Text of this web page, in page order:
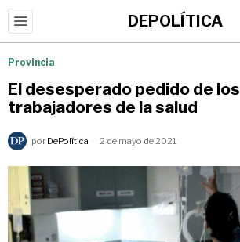
DEPOLÍTICA
Provincia
El desesperado pedido de los
trabajadores de la salud
por DePolítica 2 de mayo de 2021